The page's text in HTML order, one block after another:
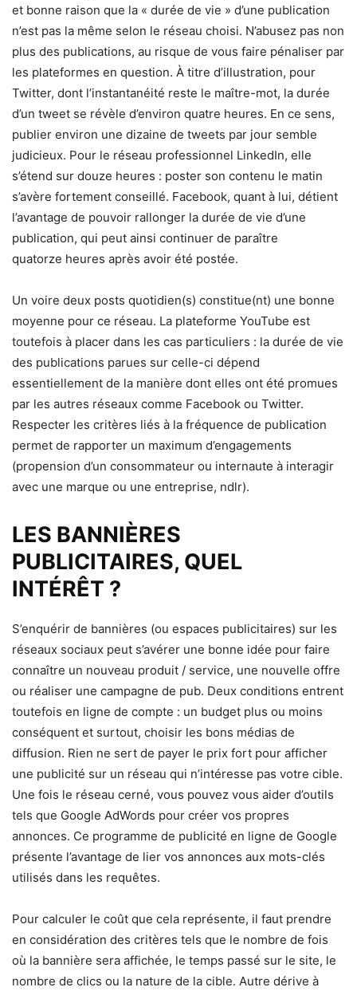
et bonne raison que la « durée de vie » d’une publication
n’est pas la même selon le réseau choisi. N’abusez pas non
plus des publications, au risque de vous faire pénaliser par
les plateformes en question. À titre d’illustration, pour
Twitter, dont l’instantanéité reste le maître-mot, la durée
d’un tweet se révèle d’environ quatre heures. En ce sens,
publier environ une dizaine de tweets par jour semble
judicieux. Pour le réseau professionnel LinkedIn, elle
s’étend sur douze heures : poster son contenu le matin
s’avère fortement conseillé. Facebook, quant à lui, détient
l’avantage de pouvoir rallonger la durée de vie d’une
publication, qui peut ainsi continuer de paraître
quatorze heures après avoir été postée.
Un voire deux posts quotidien(s) constitue(nt) une bonne
moyenne pour ce réseau. La plateforme YouTube est
toutefois à placer dans les cas particuliers : la durée de vie
des publications parues sur celle-ci dépend
essentiellement de la manière dont elles ont été promues
par les autres réseaux comme Facebook ou Twitter.
Respecter les critères liés à la fréquence de publication
permet de rapporter un maximum d’engagements
(propension d’un consommateur ou internaute à interagir
avec une marque ou une entreprise, ndlr).
LES BANNIÈRES
PUBLICITAIRES, QUEL
INTÉRÊT ?
S’enquérir de bannières (ou espaces publicitaires) sur les
réseaux sociaux peut s’avérer une bonne idée pour faire
connaître un nouveau produit / service, une nouvelle offre
ou réaliser une campagne de pub. Deux conditions entrent
toutefois en ligne de compte : un budget plus ou moins
conséquent et surtout, choisir les bons médias de
diffusion. Rien ne sert de payer le prix fort pour afficher
une publicité sur un réseau qui n’intéresse pas votre cible.
Une fois le réseau cerné, vous pouvez vous aider d’outils
tels que Google AdWords pour créer vos propres
annonces. Ce programme de publicité en ligne de Google
présente l’avantage de lier vos annonces aux mots-clés
utilisés dans les requêtes.
Pour calculer le coût que cela représente, il faut prendre
en considération des critères tels que le nombre de fois
où la bannière sera affichée, le temps passé sur le site, le
nombre de clics ou la nature de la cible. Autre dérive à